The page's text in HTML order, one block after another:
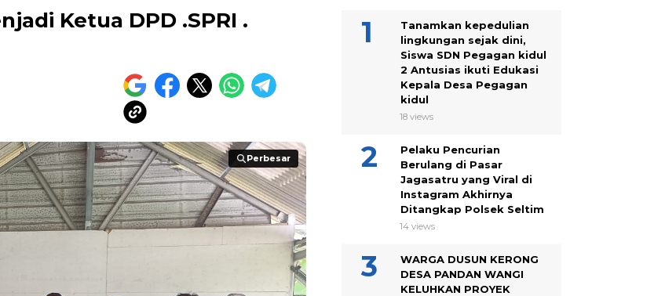
Ketua DPD .SPRI .
Perbesar
Perbesar
Tanamkan kepedulian
lingkungan sejak dini,
Siswa SDN Pegagan kidul
2 Antusias ikuti Edukasi
Kepala Desa Pegagan
kidul
18 views
Pelaku Pencurian
Berulang di Pasar
Jagasatru yang Viral di
Instagram Akhirnya
Ditangkap Polsek Seltim
14 views
WARGA DUSUN KERONG
DESA PANDAN WANGI
KELUHKAN PROYEK